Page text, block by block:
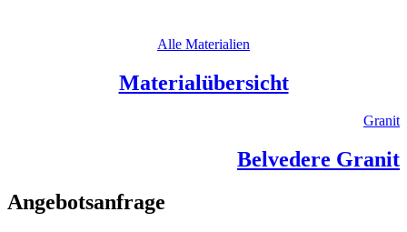
Alle Materialien
Materialübersicht
Granit
Belvedere Granit
Angebotsanfrage